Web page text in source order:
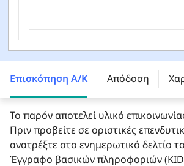
FTGF Putnam US Research Fund -
IE000XXHDXG0
Επισκόπηση Α/Κ Απόδοση
Το παρόν αποτελεί υλικό
Πριν προβείτε σε οριστικές
ανατρέξτε στο ενημερωτικό δελτίο
Έγγραφο βασικών πληροφοριών